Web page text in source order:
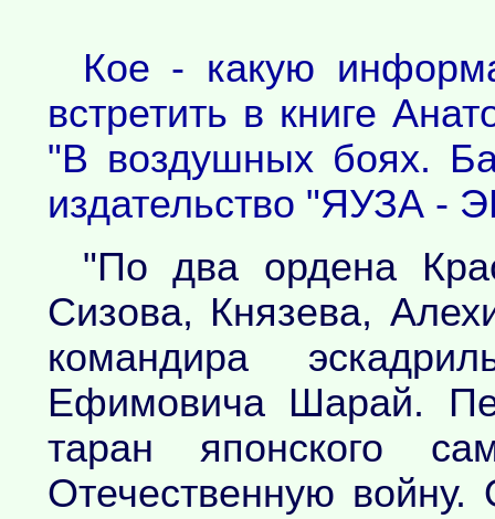
Кое - какую
встретить в книге
"В воздушных боях.
издательство "ЯУЗА -
"По два ордена
Сизова, Князева,
командира
Ефимовича Шарай.
таран японского
Отечественную войну.